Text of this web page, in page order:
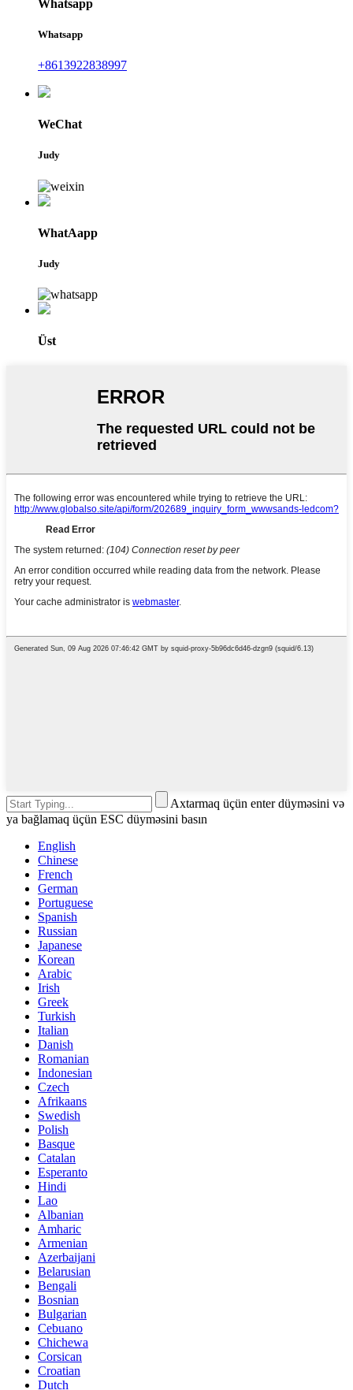
Whatsapp
Whatsapp
+8613922838997
WeChat
Judy
WhatAapp
Judy
Üst
Axtarmaq üçün enter düyməsini və
ya bağlamaq üçün ESC düyməsini basın
English
Chinese
French
German
Portuguese
Spanish
Russian
Japanese
Korean
Arabic
Irish
Greek
Turkish
Italian
Danish
Romanian
Indonesian
Czech
Afrikaans
Swedish
Polish
Basque
Catalan
Esperanto
Hindi
Lao
Albanian
Amharic
Armenian
Azerbaijani
Belarusian
Bengali
Bosnian
Bulgarian
Cebuano
Chichewa
Corsican
Croatian
Dutch